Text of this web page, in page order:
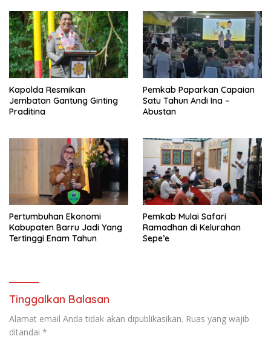
Kapolda Resmikan
Jembatan Gantung Ginting
Praditina
Pemkab Paparkan Capaian
Satu Tahun Andi Ina –
Abustan
Pertumbuhan Ekonomi
Kabupaten Barru Jadi Yang
Tertinggi Enam Tahun
Pemkab Mulai Safari
Ramadhan di Kelurahan
Sepe’e
Tinggalkan Balasan
Alamat email Anda tidak akan dipublikasikan. Ruas yang wajib
ditandai *